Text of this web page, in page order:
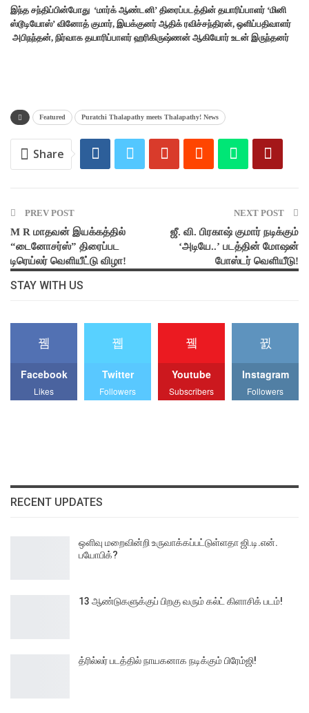
இந்த சந்திப்பின்போது ‘மார்க் ஆண்டனி’ திரைப்படத்தின் தயாரிப்பாளர் ‘மினி
ஸ்டூடியோஸ்’ வினோத் குமார், இயக்குனர் ஆதிக் ரவிச்சந்திரன், ஒளிப்பதிவாளர்
அபிநந்தன், நிர்வாக தயாரிப்பாளர் ஹரிகிருஷ்ணன் ஆகியோர் உடன் இருந்தனர்
Featured Puratchi Thalapathy meets Thalapathy! News
Share
PREV POST
M R மாதவன் இயக்கத்தில்
“டைனோசர்ஸ்” திரைப்பட
டிரெய்லர் வெளியீட்டு விழா!
NEXT POST
ஜீ. வி. பிரகாஷ் குமார் நடிக்கும்
‘அடியே..’ படத்தின் மோஷன்
போஸ்டர் வெளியீடு!
STAY WITH US
Facebook
Likes
Twitter
Followers
Youtube
Subscribers
Instagram
Followers
RECENT UPDATES
ஒளிவு மறைவின்றி உருவாக்கப்பட்டுள்ளதா ஜி.டி.என்.
பயோபிக்?
13 ஆண்டுகளுக்குப் பிறகு வரும் கல்ட் கிளாசிக் படம்!
த்ரில்லர் படத்தில் நாயகனாக நடிக்கும் பிரேம்ஜி!